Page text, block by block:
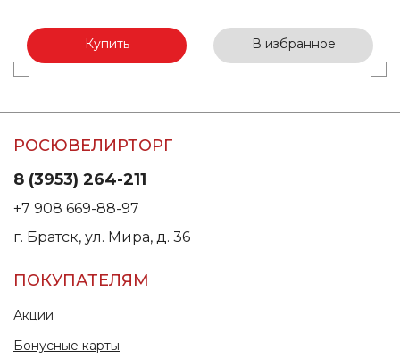
Купить В избранное
РОСЮВЕЛИРТОРГ
8 (3953) 264-211
+7 908 669-88-97
г. Братск, ул. Мира, д. 36
ПОКУПАТЕЛЯМ
Акции
Бонусные карты